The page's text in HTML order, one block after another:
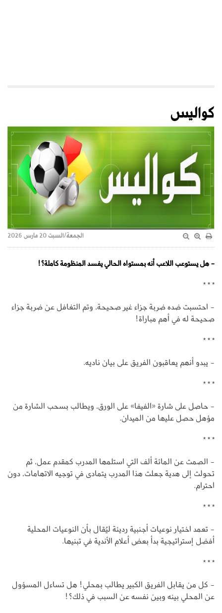
كواليس
الجمعة/السبت 20 مارس 2026
- هل يستوعب اللاعب أنه بمستواه الحالي يفسد المنظومة كاملة؟!
* * *
- احتسبت ضده ضربة جزاء غير صحيحة، وتم التغافل عن ضربة جزاء
صحيحة له في أهم مباراة!
* * *
- يبدو أنهم يعاقبون الفريق على بيان ناديه.
* * *
- حاصل على شارة «الفيفا» على الورق، ويطالب بسحب الشارة من
مؤهل حصل عليها من الميدان.
* * *
- الصمت عن المائة ألف التي استلمها المدرب كمقدم عمل، ثم
تحولت إلى هدية جعلت هذا المدرب يتمادى في توجيه الاتهامات، دون
احترام.
* * *
- تعمد اختيار نوعيات أجنبية رديئة ليُقال بأن النوعيات المحلية
أفضل إستراتيجية بدأ بعض أعلام الأندية في تبنيها.
* * *
- كل من يقابل الفريق الكبير يطالب بمحلي! هل تساءل المسؤول
عن المحلي بينه وبين نفسه عن السبب في ذلك؟!